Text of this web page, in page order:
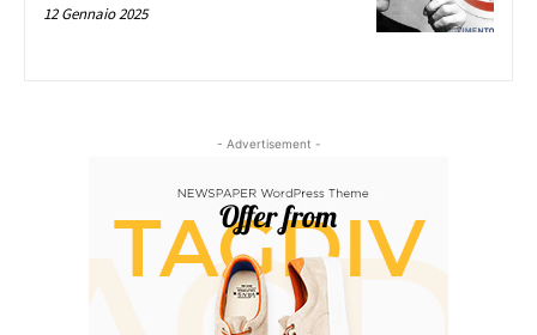
12 Gennaio 2025
- Advertisement -